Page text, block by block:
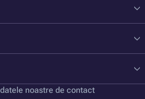
noastre de contact